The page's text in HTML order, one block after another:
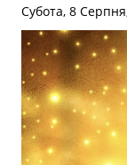
Субота, 8